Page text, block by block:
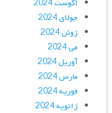
آگوست 2024
جولای 2024
ژوئن 2024
می 2024
آوریل 2024
مارس 2024
فوریه 2024
ژانویه 2024